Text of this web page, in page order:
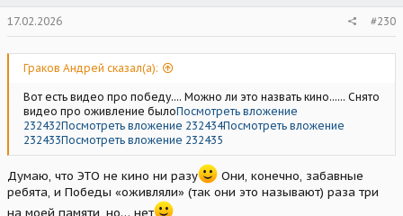
17.02.2026 #230
Граков Андрей сказал(а):
Вот есть видео про победу.... Можно ли это назвать кино...... Снято
видео про оживление былоПосмотреть вложение
232432Посмотреть вложение 232434Посмотреть вложение
232433Посмотреть вложение 232435
Думаю, что ЭТО не кино ни разу
Они, конечно, забавные
ребята, и Победы «оживляли» (так они это называют) раза три